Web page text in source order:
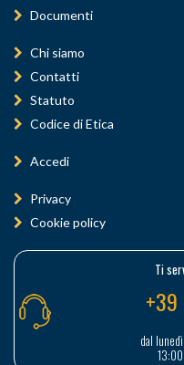
Documenti
Chi siamo
Contatti
Statuto
Codice di Etica
Accedi
Privacy
Cookie policy
Ti
+39
dal